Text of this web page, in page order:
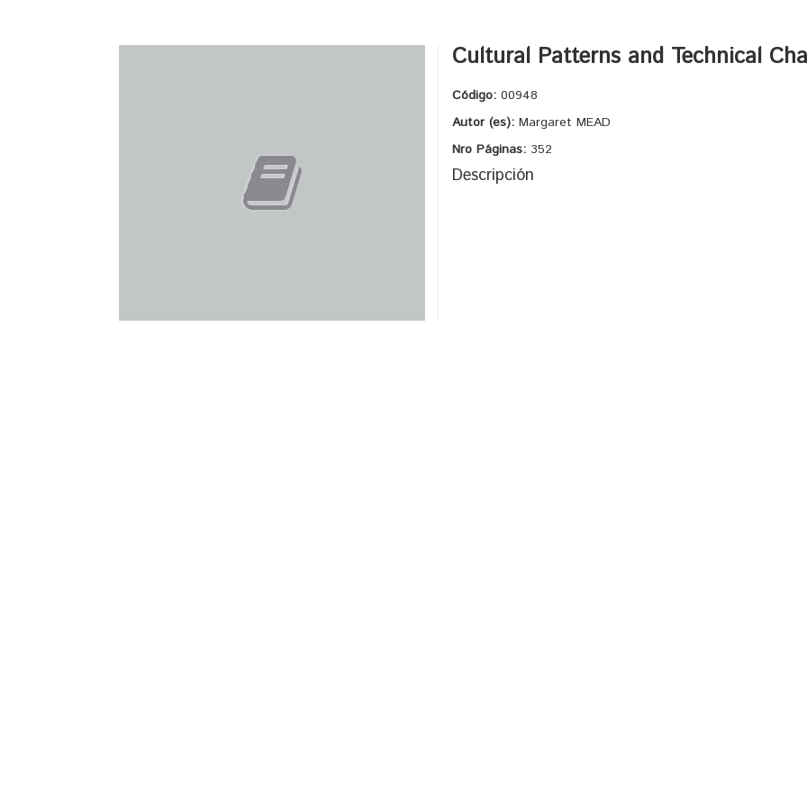
Cultural Patterns and Technical
Código: 00948
Autor (es): Margaret MEAD
Nro Páginas: 352
Descripción